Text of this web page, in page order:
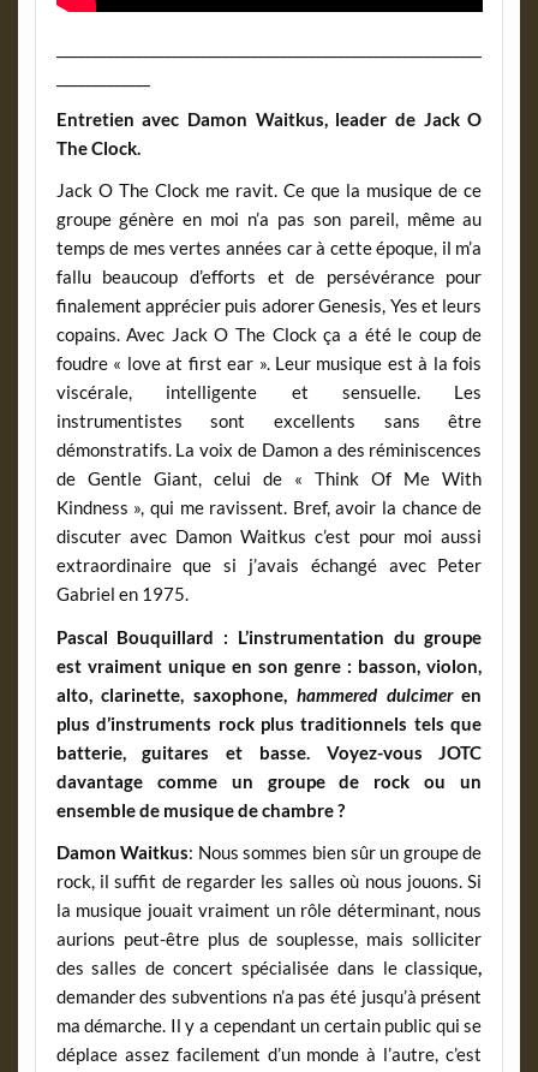
Entretien avec Damon Waitkus, leader de Jack O
The Clock.
Jack O The Clock me ravit. Ce que la musique de ce
groupe génère en moi n’a pas son pareil, même au
temps de mes vertes années car à cette époque, il m’a
fallu beaucoup d’efforts et de persévérance pour
finalement apprécier puis adorer Genesis, Yes et leurs
copains. Avec Jack O The Clock ça a été le coup de
foudre « love at first ear ». Leur musique est à la fois
viscérale, intelligente et sensuelle. Les
instrumentistes sont excellents sans être
démonstratifs. La voix de Damon a des réminiscences
de Gentle Giant, celui de « Think Of Me With
Kindness », qui me ravissent. Bref, avoir la chance de
discuter avec Damon Waitkus c’est pour moi aussi
extraordinaire que si j’avais échangé avec Peter
Gabriel en 1975.
Pascal Bouquillard : L’instrumentation du groupe
est vraiment unique en son genre : basson, violon,
alto, clarinette, saxophone, hammered dulcimeren
plus d’instruments rock plus traditionnels tels que
batterie, guitares et basse. Voyez-vous JOTC
davantage comme un groupe de rock ou un
ensemble de musique de chambre ?
Damon Waitkus: Nous sommes bien sûr un groupe de
rock, il suffit de regarder les salles où nous jouons. Si
la musique jouait vraiment un rôle déterminant, nous
aurions peut-être plus de souplesse, mais solliciter
des salles de concert spécialisée dans le classique,
demander des subventions n’a pas été jusqu’à présent
ma démarche. Il y a cependant un certain public qui se
déplace assez facilement d’un monde à l’autre, c’est